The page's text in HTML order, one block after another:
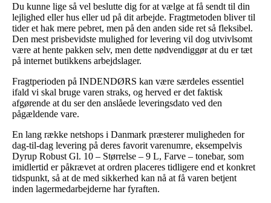
Du kunne lige så vel beslutte dig for at vælge at få sendt til din
lejlighed eller hus eller ud på dit arbejde. Fragtmetoden bliver til
tider et hak mere pebret, men på den anden side ret så fleksibel.
Den mest prisbevidste mulighed for levering vil dog utvivlsomt
være at hente pakken selv, men dette nødvendiggør at du er tæt
på internet butikkens arbejdslager.
Fragtperioden på INDENDØRS kan være særdeles essentiel
ifald vi skal bruge varen straks, og herved er det faktisk
afgørende at du ser den anslåede leveringsdato ved den
pågældende vare.
En lang række netshops i Danmark præsterer muligheden for
dag-til-dag levering på deres favorit varenumre, eksempelvis
Dyrup Robust Gl. 10 – Størrelse – 9 L, Farve – tonebar, som
imidlertid er påkrævet at ordren placeres tidligere end et konkret
tidspunkt, så at de med sikkerhed kan nå at få varen betjent
inden lagermedarbejderne har fyraften.